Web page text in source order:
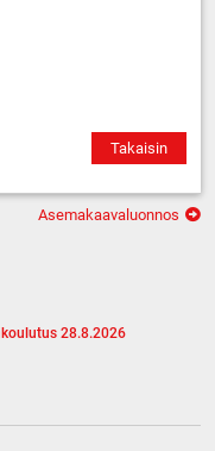
Takaisin
Asemakaavaluonnos
28.8.2026